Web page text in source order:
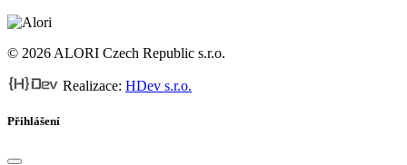
© 2026 ALORI Czech Republic s.r.o.
Realizace: HDev s.r.o.
Přihlášení